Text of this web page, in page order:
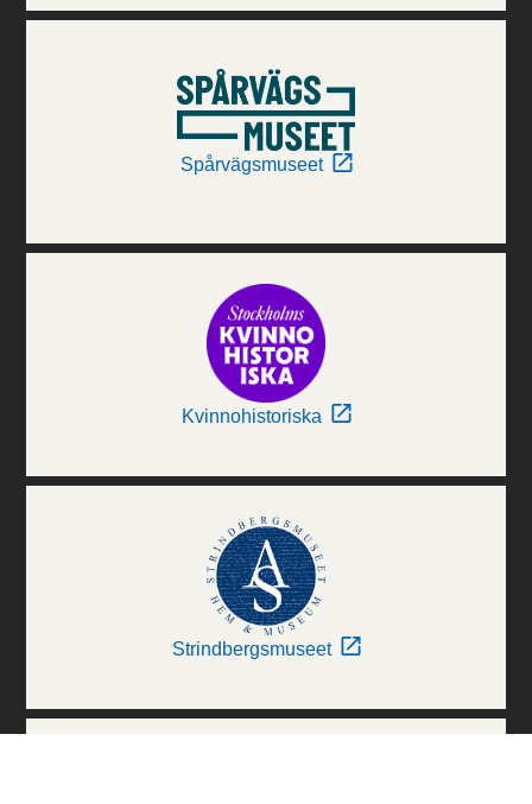
Spårvägsmuseet
Kvinnohistoriska
Strindbergsmuseet